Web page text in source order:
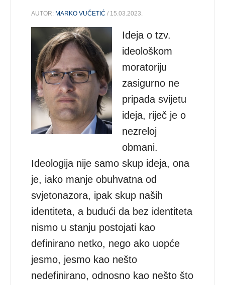
AUTOR: MARKO VUČETIĆ / 15.03.2023.
Ideja o tzv.
ideološkom
moratoriju
zasigurno ne
pripada svijetu
ideja, riječ je o
nezreloj
obmani.
Ideologija nije samo skup ideja, ona
je, iako manje obuhvatna od
svjetonazora, ipak skup naših
identiteta, a budući da bez identiteta
nismo u stanju postojati kao
definirano netko, nego ako uopće
jesmo, jesmo kao nešto
nedefinirano, odnosno kao nešto što